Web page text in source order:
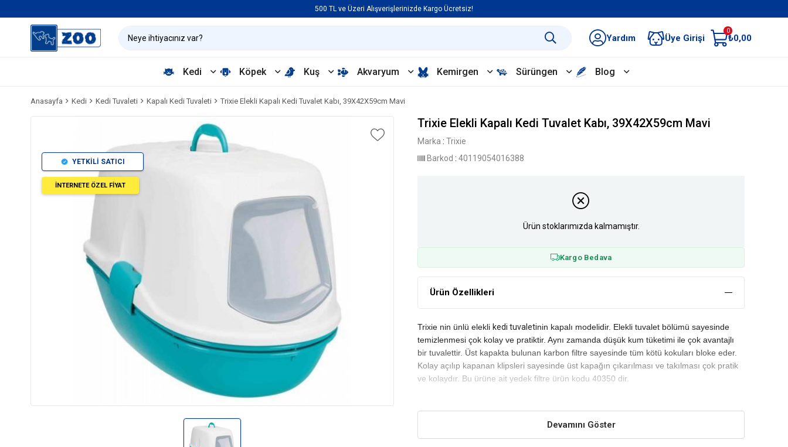
500 TL ve Üzeri Alışverişlerinizde Kargo Ücretsiz!
Yardım Üye Girişi
0
₺0,00
Kedi Köpek Kuş Akvaryum Kemirgen Sürüngen Blog
Anasayfa Kedi Kedi Tuvaleti Kapalı Kedi Tuvaleti Trixie Elekli Kapalı Kedi Tuvalet Kabı, 39X42X59cm Mavi
YETKİLİ SATICI
İNTERNETE ÖZEL FİYAT
Trixie Elekli Kapalı Kedi Tuvalet Kabı, 39X42X59cm Mavi
Marka : Trixie
Barkod : 40119054016388
Ürün stoklarımızda kalmamıştır.
Kargo Bedava
Ürün Özellikleri
Trixie nin ünlü elekli kedi tuvaletinin kapalı modelidir. Elekli tuvalet bölümü sayesinde
temizlenmesi çok kolay ve pratiktir. Aynı zamanda düşük kum tüketimi ile çok avantajlı
bir tuvalettir. Üst kapakta bulunan karbon filtre sayesinde tüm kötü kokuları bloke eder.
Kolay açılıp kapanan klipsleri sayesinde üst kapağın çıkarılması ve takılması çok pratik
ve kolaydır. Bu ürüne ait yedek filtre ürün kodu 40350 dir.
Devamını Göster